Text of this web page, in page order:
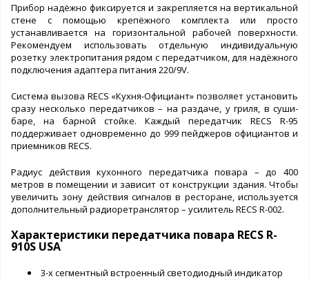
Прибор надёжно фиксируется и закрепляется на вертикальной
стене с помощью крепёжного комплекта или просто
устанавливается на горизонтальной рабочей поверхности.
Рекомендуем использовать отдельную индивидуальную
розетку электропитания рядом с передатчиком, для надёжного
подключения адаптера питания 220/9V.
Система вызова RECS «Кухня-Официант» позволяет установить
сразу несколько передатчиков – на раздаче, у гриля, в суши-
баре, на барной стойке. Каждый передатчик RECS R-95
поддерживает одновременно до 999 пейджеров официантов и
приемников RECS.
Радиус действия кухонного передатчика повара – до 400
метров в помещении и зависит от конструкции здания. Чтобы
увеличить зону действия сигналов в ресторане, используется
дополнительный радиоретранслятор – усилитель RECS R-002.
Характеристики передатчика повара RECS R-
910S USA
3-х сегментный встроенный светодиодный индикатор